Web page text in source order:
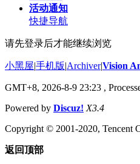
活动通知
快捷导航
请先登录后才能继续浏览
小黑屋|手机版|Archiver|Vision
GMT+8, 2026-8-9 23:23 ,
Powered by Discuz! X3.4
Copyright © 2001-2020, Tencent
返回顶部